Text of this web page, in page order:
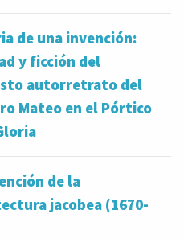
de una invención:
y ficción del
autorretrato del
Mateo en el Pórtico
de la
jacobea (1670-